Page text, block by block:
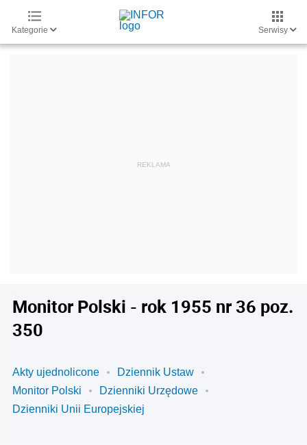
Kategorie Serwisy
Monitor Polski - rok 1955 nr 36 poz.
350
Akty ujednolicone
Dziennik Ustaw
Monitor Polski
Dzienniki Urzędowe
Dzienniki Unii Europejskiej